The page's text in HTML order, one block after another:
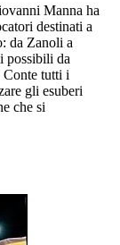
Manna ha
destinati a
da Zanoli a
possibili da
Conte tutti i
gli esuberi
che si